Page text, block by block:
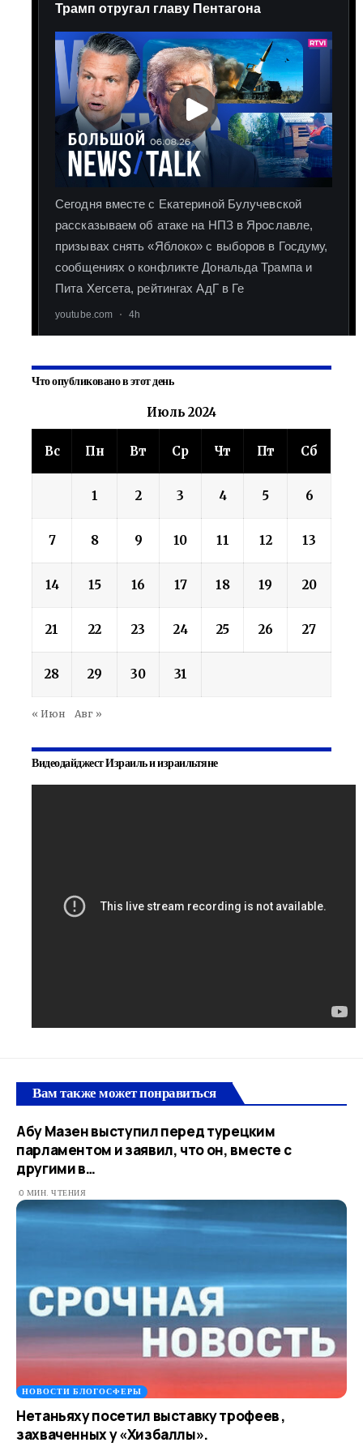
Что опубликовано в этот день
Июль 2024
Вс Пн Вт Ср Чт Пт Сб
1 2 3 4 5 6
7 8 9 10 11 12 13
14 15 16 17 18 19 20
21 22 23 24 25 26 27
28 29 30 31
« Июн Авг »
Видеодайджест Израиль и израильтяне
Вам также может понравиться
Абу Мазен выступил перед турецким
парламентом и заявил, что он, вместе с
другими в…
0 МИН. ЧТЕНИЯ
НОВОСТИ БЛОГОСФЕРЫ
Нетаньяху посетил выставку трофеев ,
захваченных у «Хизбаллы».